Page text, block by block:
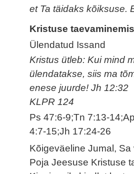
et Ta täidaks kõiksuse.
Kristuse
Ülendatud Issand
Kristus ütleb: Kui mind
ülendatakse, siis ma
enese juurde! Jh 12:32
KLPR 124
Ps 47:6-9;Tn 7:13-
4:7-15;Jh 17:24-26
Kõigeväeline Jumal, Sa
Poja Jeesuse Kristuse